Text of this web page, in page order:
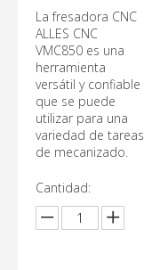
La fresadora CNC
ALLES CNC
VMC850 es una
herramienta
versátil y confiable
que se puede
utilizar para una
variedad de tareas
de mecanizado.
Cantidad: